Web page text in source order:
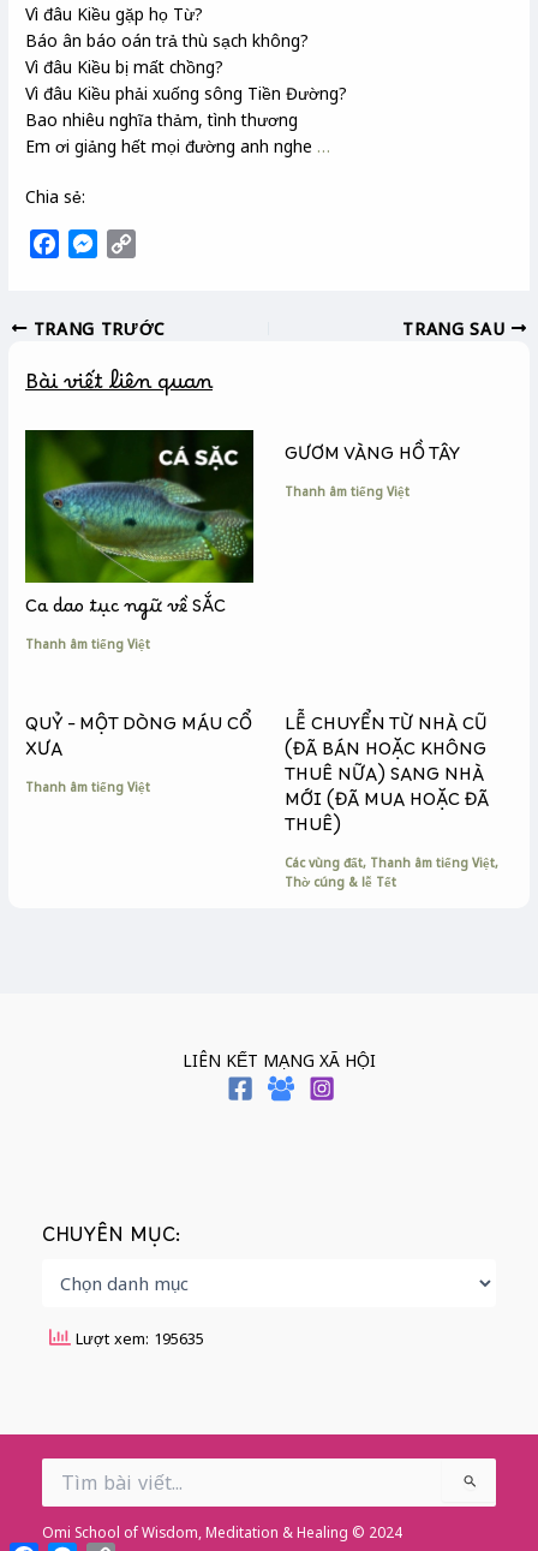
Vì đâu Kiều gặp họ Từ?
Báo ân báo oán trả thù sạch không?
Vì đâu Kiều bị mất chồng?
Vì đâu Kiều phải xuống sông Tiền Đường?
Bao nhiêu nghĩa thảm, tình thương
Em ơi giảng hết mọi đường anh nghe …
Chia sẻ:
e
o
k
M
s
n
r
y
i
TRANG TRƯỚC TRANG SAU
Bài viết liên quan
Ca dao tục ngữ về SẮC
Thanh âm tiếng Việt
GƯƠM VÀNG HỒ TÂY
Thanh âm tiếng Việt
QUỶ – MỘT DÒNG MÁU CỔ
XƯA
Thanh âm tiếng Việt
LỄ CHUYỂN TỪ NHÀ CŨ
(ĐÃ BÁN HOẶC KHÔNG
THUÊ NỮA) SANG NHÀ
MỚI (ĐÃ MUA HOẶC ĐÃ
THUÊ)
Các vùng đất, Thanh âm tiếng Việt,
Thờ cúng & lễ Tết
LIÊN KẾT MẠNG XÃ HỘI
CHUYÊN MỤC:
Lượt xem: 195635
Search
for:
Omi School of Wisdom, Meditation & Healing © 2024